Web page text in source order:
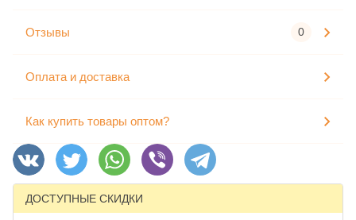
Отзывы 0
Оплата и доставка
Как купить товары оптом?
ДОСТУПНЫЕ СКИДКИ